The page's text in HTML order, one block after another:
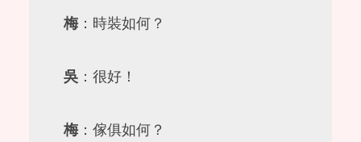
梅：時裝如何？
吳：很好！
梅：傢俱如何？